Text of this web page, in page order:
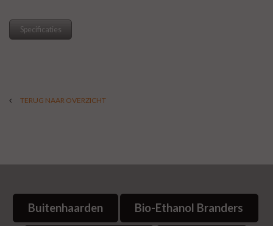
Specificaties
TERUG NAAR OVERZICHT
Buitenhaarden Bio-Ethanol Branders